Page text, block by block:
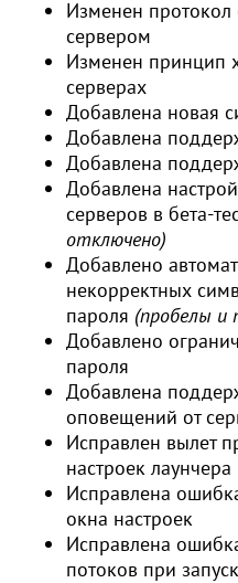
Изменен
сервером
Изменен принцип
серверах
Добавлена новая
Добавлена
Добавлена
Добавлена
серверов в бета-
отключено)
Добавлено
некорректных
пароля (пробелы и
Добавлено
пароля
Добавлена
оповещений от
Исправлен вылет
настроек лаунчера
Исправлена
окна настроек
Исправлена
потоков при